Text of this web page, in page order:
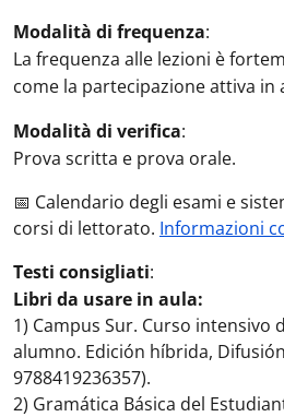
Modalità di frequenza:
La frequenza alle lezioni è
come la partecipazione attiva in
Modalità di verifica:
Prova scritta e prova orale.
📅 Calendario degli esami e
corsi di lettorato. Informazioni
Testi consigliati:
Libri da usare in aula:
1) Campus Sur. Curso intensivo
alumno. Edición híbrida,
9788419236357).
2) Gramática Básica del